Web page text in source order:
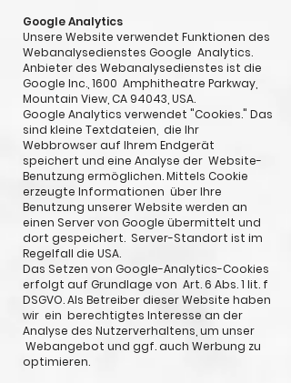
Google Analytics
Unsere Website verwendet Funktionen des
Webanalysedienstes Google Analytics.
Anbieter des Webanalysedienstes ist die
Google Inc., 1600 Amphitheatre Parkway,
Mountain View, CA 94043, USA.
Google Analytics verwendet "Cookies." Das
sind kleine Textdateien, die Ihr
Webbrowser auf Ihrem Endgerät
speichert und eine Analyse der Website-
Benutzung ermöglichen. Mittels Cookie
erzeugte Informationen über Ihre
Benutzung unserer Website werden an
einen Server von Google übermittelt und
dort gespeichert. Server-Standort ist im
Regelfall die USA.
Das Setzen von Google-Analytics-Cookies
erfolgt auf Grundlage von Art. 6 Abs. 1 lit. f
DSGVO. Als Betreiber dieser Website haben
wir ein berechtigtes Interesse an der
Analyse des Nutzerverhaltens, um unser
Webangebot und ggf. auch Werbung zu
optimieren.